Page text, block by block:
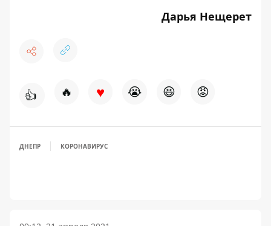
Дарья Нещерет
👍 🔥 ♥ 😭 😆 😡
ДНЕПР КОРОНАВИРУС